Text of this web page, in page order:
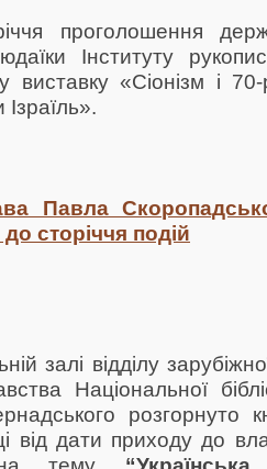
проголошення
Інституту
виставку «Сіонізм і
Павла
сторіччя подій
залі відділу
Національної
розгорнуто
від дати приходу до